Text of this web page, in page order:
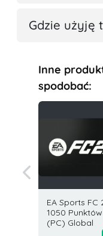
Gdzie użyję
Inne
spodobać:
EA Sports FC
1050 Punktów
(PC) Global